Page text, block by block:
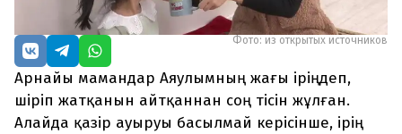
Фото: из открытых источников
Арнайы мамандар Аяулымның жағы іріңдеп,
шіріп жатқанын айтқаннан соң тісін жұлған.
Алайда қазір ауыруы басылмай керісінше, ірің